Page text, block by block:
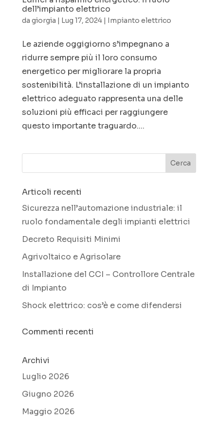
dell’impianto elettrico
da giorgia | Lug 17, 2024| Impianto elettrico
Le aziende oggigiorno s’impegnano a
ridurre sempre più il loro consumo
energetico per migliorare la propria
sostenibilità. L’installazione di un impianto
elettrico adeguato rappresenta una delle
soluzioni più efficaci per raggiungere
questo importante traguardo....
Articoli recenti
Sicurezza nell’automazione industriale: il
ruolo fondamentale degli impianti elettrici
Decreto Requisiti Minimi
Agrivoltaico e Agrisolare
Installazione del CCI – Controllore Centrale
di Impianto
Shock elettrico: cos’è e come difendersi
Commenti recenti
Archivi
Luglio 2026
Giugno 2026
Maggio 2026